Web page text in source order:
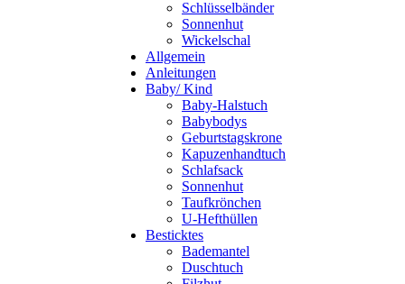
Schlüsselbänder
Sonnenhut
Wickelschal
Allgemein
Anleitungen
Baby/ Kind
Baby-Halstuch
Babybodys
Geburtstagskrone
Kapuzenhandtuch
Schlafsack
Sonnenhut
Taufkrönchen
U-Hefthüllen
Besticktes
Bademantel
Duschtuch